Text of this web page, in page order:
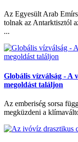
Az Egyesült Arab
tolnak az Antarktisztól
...
Globális vízválság - A
megoldást találjon
Az emberiség sorsa
megküzdeni a